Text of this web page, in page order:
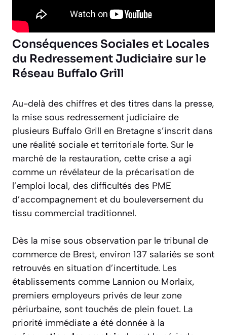
Conséquences Sociales et Locales
du Redressement Judiciaire sur le
Réseau Buffalo Grill
Au-delà des chiffres et des titres dans la presse,
la mise sous redressement judiciaire de
plusieurs Buffalo Grill en Bretagne s’inscrit dans
une réalité sociale et territoriale forte. Sur le
marché de la restauration, cette crise a agi
comme un révélateur de la précarisation de
l’emploi local, des difficultés des PME
d’accompagnement et du bouleversement du
tissu commercial traditionnel.
Dès la mise sous observation par le tribunal de
commerce de Brest, environ 137 salariés se sont
retrouvés en situation d’incertitude. Les
établissements comme Lannion ou Morlaix,
premiers employeurs privés de leur zone
périurbaine, sont touchés de plein fouet. La
priorité immédiate a été donnée à la